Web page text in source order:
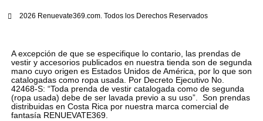
2026 Renuevate369.com. Todos los Derechos Reservados
A excepción de que se especifique lo contario, las prendas de
vestir y accesorios publicados en nuestra tienda son de segunda
mano cuyo origen es Estados Unidos de América, por lo que son
catalogadas como ropa usada. Por Decreto Ejecutivo No.
42468-S: “Toda prenda de vestir catalogada como de segunda
(ropa usada) debe de ser lavada previo a su uso”. Son prendas
distribuidas en Costa Rica por nuestra marca comercial de
fantasía RENUEVATE369.